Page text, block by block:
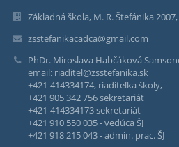
Základná škola, M. R. Štefánika 2007,
zsstefanikacadca@gmail.com
PhDr. Miroslava Habčáková
email: riaditel@zsstefanika.sk
+421-414334174, riaditeľka školy,
+421 905 342 756 sekretariát
+421-414334173 sekretariát
+421 910 550 035 - vedúca ŠJ
+421 918 215 043 - admin. prac. ŠJ